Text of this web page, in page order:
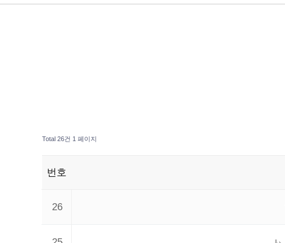
Total 26건 1 페이지
번호
26